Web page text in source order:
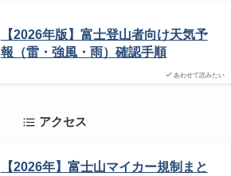
あわせて読みたい
【2026年版】富士登山者向け天気予
報（雷・強風・雨）確認手順
アクセス
【2026年】富士山マイカー規制まと